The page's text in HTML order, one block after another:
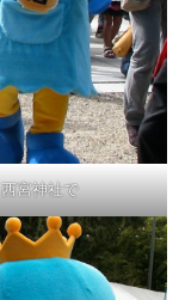
西宮神社で